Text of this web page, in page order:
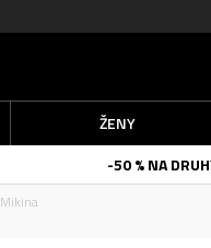
ŽENY
-50 % NA
Mikina